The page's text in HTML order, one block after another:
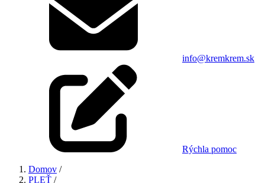
info@kremkrem.sk
Rýchla pomoc
Domov /
PLEŤ /